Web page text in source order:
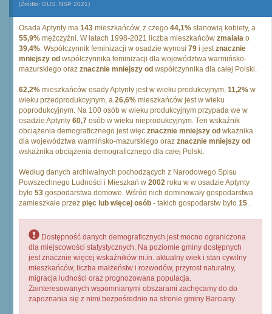
(Źródło: GUS, NSP 2021)
Osada Aptynty ma 143 mieszkańców, z czego 44,1% stanowią kobiety, a
55,9% mężczyźni. W latach 1998-2021 liczba mieszkańców zmalała o
39,4%. Współczynnik feminizacji w osadzie wynosi 79 i jestznacznie
mniejszy od współczynnika feminizacji dla województwa warmińsko-
mazurskiego oraz znacznie mniejszy od współczynnika dla całej Polski.
62,2% mieszkańców osady Aptynty jest w wieku produkcyjnym, 11,2% w
wieku przedprodukcyjnym, a 26,6% mieszkańców jest w wieku
poprodukcyjnym. Na 100 osób w wieku produkcyjnym przypada we w
osadzie Aptynty 60,7 osób w wieku nieprodukcyjnym. Ten wskaźnik
obciążenia demograficznego jest więc znacznie mniejszy od wkażnika
dla województwa warmińsko-mazurskiego oraz znacznie mniejszy od
wskażnika obciążenia demograficznego dla całej Polski.
Według danych archiwalnych pochodzących z Narodowego Spisu
Powszechnego Ludności i Mieszkań w 2002 roku w w osadzie Aptynty
było 53 gospodarstwa domowe. Wśród nich dominowały gospodarstwa
zamieszkałe przez pięc lub więcej osób - takich gospodarstw było 15 .
Dostępność danych demograficznych jest mocno ograniczona
dla miejscowości statystycznych. Na poziomie gminy dostępnych
jest znacznie więcej wskaźników m.in. aktualny wiek i stan cywilny
mieszkańców, liczba małżeństw i rozwodów, przyrost naturalny,
migracja ludności oraz prognozowana populacja.
Zainteresowanych wspomnianymi obszarami zachęcamy do do
zapoznania się z nimi bezpośrednio na stronie gminy Barciany.